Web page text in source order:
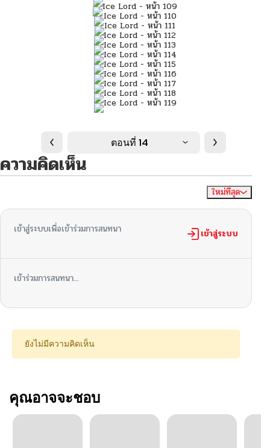
ตอนที่ 14
ความคิดเห็น
ใหม่ที่สุด
เข้าสู่ระบบเพื่อเข้าร่วมการสนทนา เข้าสู่ระบบ
เข้าร่วมการสนทนา...
ยังไม่มีความคิดเห็น
คุณอาจจะชอบ